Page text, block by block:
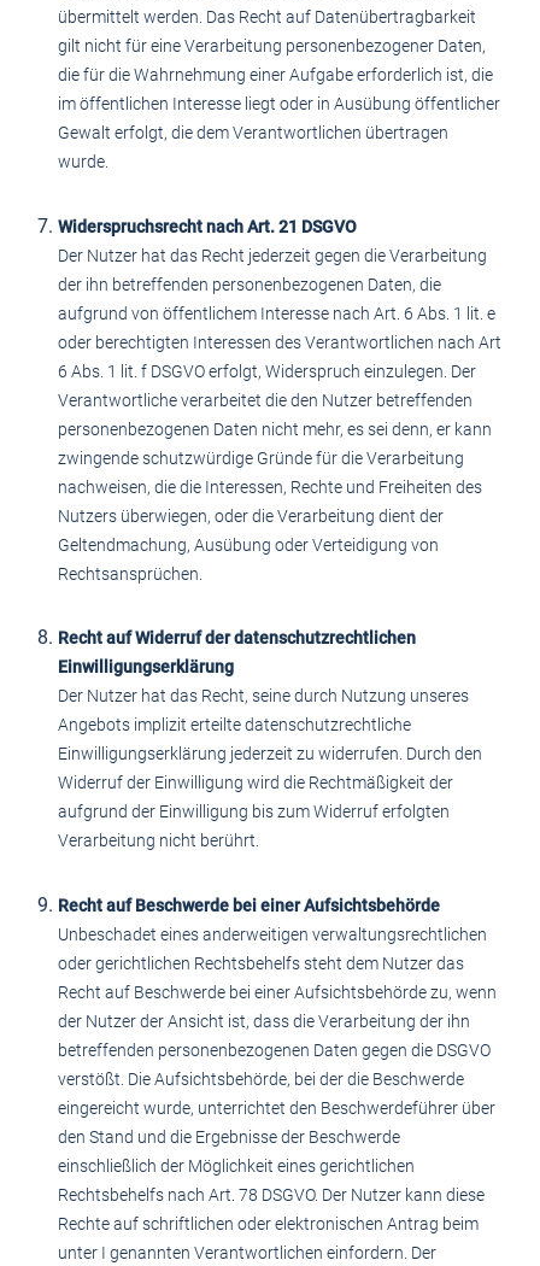
übermittelt werden. Das Recht auf Datenübertragbarkeit
gilt nicht für eine Verarbeitung personenbezogener Daten,
die für die Wahrnehmung einer Aufgabe erforderlich ist, die
im öffentlichen Interesse liegt oder in Ausübung öffentlicher
Gewalt erfolgt, die dem Verantwortlichen übertragen
wurde.
Widerspruchsrecht nach Art. 21 DSGVO
Der Nutzer hat das Recht jederzeit gegen die Verarbeitung
der ihn betreffenden personenbezogenen Daten, die
aufgrund von öffentlichem Interesse nach Art. 6 Abs. 1 lit. e
oder berechtigten Interessen des Verantwortlichen nach Art
6 Abs. 1 lit. f DSGVO erfolgt, Widerspruch einzulegen. Der
Verantwortliche verarbeitet die den Nutzer betreffenden
personenbezogenen Daten nicht mehr, es sei denn, er kann
zwingende schutzwürdige Gründe für die Verarbeitung
nachweisen, die die Interessen, Rechte und Freiheiten des
Nutzers überwiegen, oder die Verarbeitung dient der
Geltendmachung, Ausübung oder Verteidigung von
Rechtsansprüchen.
Recht auf Widerruf der datenschutzrechtlichen
Einwilligungserklärung
Der Nutzer hat das Recht, seine durch Nutzung unseres
Angebots implizit erteilte datenschutzrechtliche
Einwilligungserklärung jederzeit zu widerrufen. Durch den
Widerruf der Einwilligung wird die Rechtmäßigkeit der
aufgrund der Einwilligung bis zum Widerruf erfolgten
Verarbeitung nicht berührt.
Recht auf Beschwerde bei einer Aufsichtsbehörde
Unbeschadet eines anderweitigen verwaltungsrechtlichen
oder gerichtlichen Rechtsbehelfs steht dem Nutzer das
Recht auf Beschwerde bei einer Aufsichtsbehörde zu, wenn
der Nutzer der Ansicht ist, dass die Verarbeitung der ihn
betreffenden personenbezogenen Daten gegen die DSGVO
verstößt. Die Aufsichtsbehörde, bei der die Beschwerde
eingereicht wurde, unterrichtet den Beschwerdeführer über
den Stand und die Ergebnisse der Beschwerde
einschließlich der Möglichkeit eines gerichtlichen
Rechtsbehelfs nach Art. 78 DSGVO. Der Nutzer kann diese
Rechte auf schriftlichen oder elektronischen Antrag beim
unter I genannten Verantwortlichen einfordern. Der